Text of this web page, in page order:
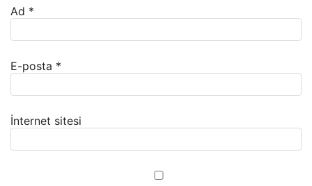
Ad *
E-posta *
İnternet sitesi